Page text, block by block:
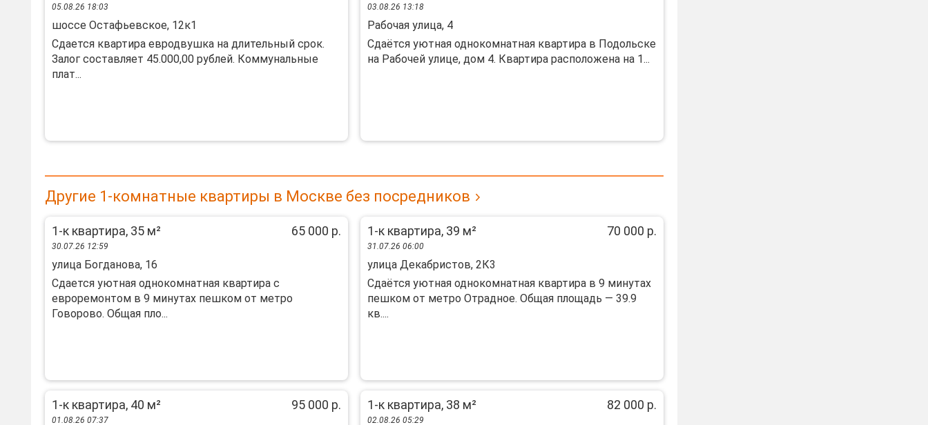
05.08.26 18:03
шоссе Остафьевское, 12к1
Сдается квартира евродвушка на длительный срок.
Залог составляет 45.000,00 рублей. Коммунальные
плат...
03.08.26 13:18
Рабочая улица, 4
Сдаётся уютная однокомнатная квартира в Подольске
на Рабочей улице, дом 4. Квартира расположена на 1...
Другие 1-комнатные квартиры в Москве без посредников
1-к квартира, 35 м² 65 000 р.
30.07.26 12:59
улица Богданова, 16
Сдается уютная однокомнатная квартира с
евроремонтом в 9 минутах пешком от метро
Говорово. Общая пло...
1-к квартира, 39 м² 70 000 р.
31.07.26 06:00
улица Декабристов, 2К3
Сдаётся уютная однокомнатная квартира в 9 минутах
пешком от метро Отрадное. Общая площадь — 39.9
кв....
1-к квартира, 40 м² 95 000 р.
01.08.26 07:37
1-к квартира, 38 м² 82 000 р.
02.08.26 05:29